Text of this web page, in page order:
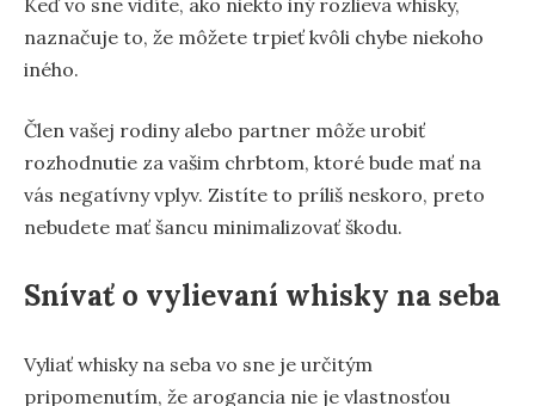
naznačuje to, že môžete trpieť kvôli chybe niekoho
iného.
Člen vašej rodiny alebo partner môže urobiť
rozhodnutie za vašim chrbtom, ktoré bude mať na
vás negatívny vplyv. Zistíte to príliš neskoro, preto
nebudete mať šancu minimalizovať škodu.
Snívať o vylievaní whisky na seba
Vyliať whisky na seba vo sne je určitým
pripomenutím, že arogancia nie je vlastnosťou